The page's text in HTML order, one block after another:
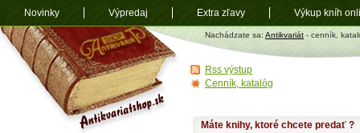
Antikvariát
shop.sk
Nachádzate sa: Antikvariát - cenník,
Máte knihy, ktoré chcete predať ?
Rss výstup
Cenník, katalóg
Novinky Výpredaj Extra zľavy Výkup kníh